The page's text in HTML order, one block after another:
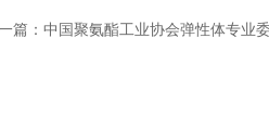
篇：中国聚氨酯工业协会弹性体专业